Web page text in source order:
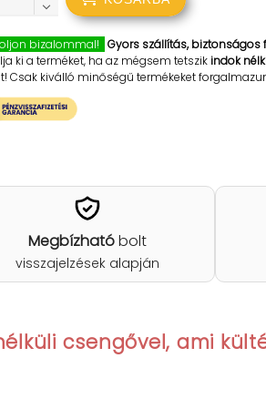
bizalommal! Gyors szállítás, biztonságos
ki a terméket, ha az mégsem tetszikindok
Csak kiválló minőségű termékeket
Megbízhatóbolt
visszajelzések alapján
csengővel, ami